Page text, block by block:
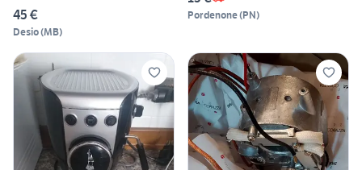
45 €
Desio(MB)
Pordenone(PN)